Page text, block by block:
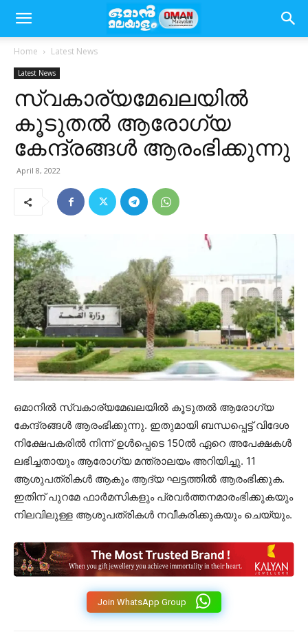
Home Latest News
Latest News
സ്വകാര്യമേഖലയിൽ
കൂടുതൽ ആരോഗ്യ
കേന്ദ്രങ്ങൾ ആരംഭിക്കുന്നു
April 8, 2022
ഒമാനിൽ സ്വകാര്യമേഖലയിൽ കൂടുതൽ ആരോഗ്യ
കേന്ദ്രങ്ങൾ ആരംഭിക്കുന്നു. ഇതുമായി ബന്ധപ്പെട്ട് വിദേശ
നിക്ഷേപകരിൽ നിന്ന് ഉൾപ്പെടെ 150ൽ ഏറെ അപേക്ഷകൾ
ലഭിച്ചതായും ആരോഗ്യ മന്ത്രാലയം അറിയിച്ചു. 11
ആശുപത്രികൾ ആകും ആദ്യ ഘട്ടത്തിൽ ആരംഭിക്കുക.
ഇതിന് പുറമേ ഫാർമസികളും പ്രവർത്തനമാരംഭിക്കുകയും
നിലവിലുള്ള ആശുപത്രികൾ നവീകരിക്കുകയും ചെയ്യും.
Join WhatsApp Group